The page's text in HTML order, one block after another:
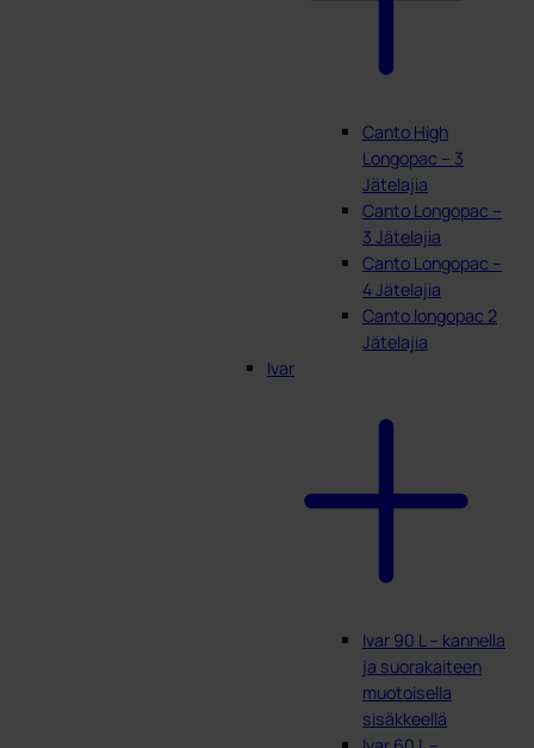
Canto High
Longopac – 3
Jätelajia
Canto Longopac –
3 Jätelajia
Canto Longopac –
4 Jätelajia
Canto longopac 2
Jätelajia
Ivar
Ivar 90 L – kannella
ja suorakaiteen
muotoisella
sisäkkeellä